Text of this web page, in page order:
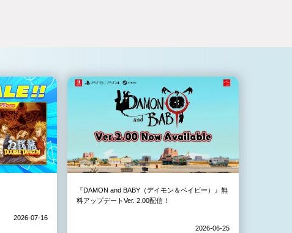
2026-07-16
『DAMON and BABY（デイモン＆ベイビー）』無
料アップデートVer. 2.00配信！
2026-06-25